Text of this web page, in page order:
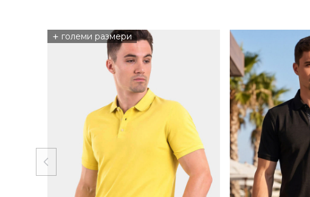
+ големи размери